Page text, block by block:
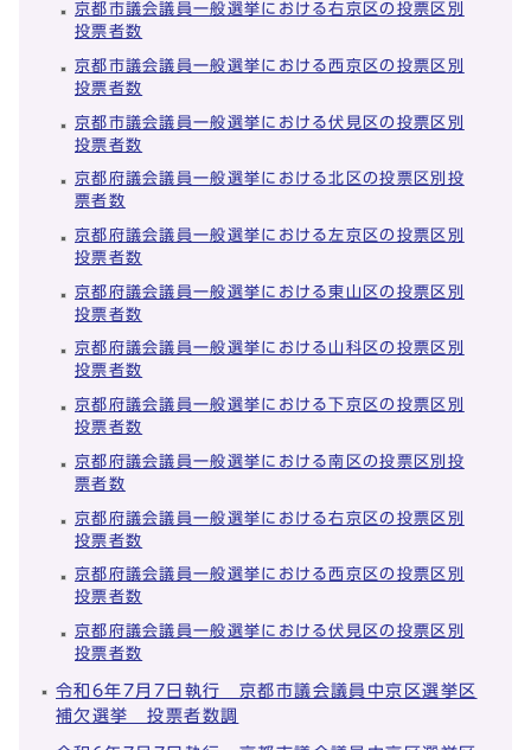
京都市議会議員一般選挙における右京区の投票区別
投票者数
京都市議会議員一般選挙における西京区の投票区別
投票者数
京都市議会議員一般選挙における伏見区の投票区別
投票者数
京都府議会議員一般選挙における北区の投票区別投
票者数
京都府議会議員一般選挙における左京区の投票区別
投票者数
京都府議会議員一般選挙における東山区の投票区別
投票者数
京都府議会議員一般選挙における山科区の投票区別
投票者数
京都府議会議員一般選挙における下京区の投票区別
投票者数
京都府議会議員一般選挙における南区の投票区別投
票者数
京都府議会議員一般選挙における右京区の投票区別
投票者数
京都府議会議員一般選挙における西京区の投票区別
投票者数
京都府議会議員一般選挙における伏見区の投票区別
投票者数
令和6年7月7日執行 京都市議会議員中京区選挙区
補欠選挙 投票者数調